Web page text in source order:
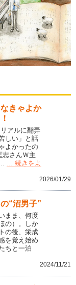
きゃよか
アルに翻弄
しい」と話
よかったの
志さんＷ主
... 続きをよ
2026/01/29
“沼男子”
まま、何度
の）。しか
の後、栄成
を覚え始め
ちと一泊
2024/11/21